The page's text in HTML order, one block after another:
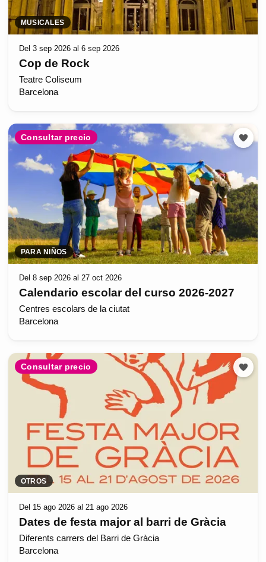
MUSICALES
Del 3 sep 2026 al 6 sep 2026
Cop de Rock
Teatre Coliseum
Barcelona
Consultar precio
PARA NIÑOS
Del 8 sep 2026 al 27 oct 2026
Calendario escolar del curso 2026-2027
Centres escolars de la ciutat
Barcelona
Consultar precio
OTROS
Del 15 ago 2026 al 21 ago 2026
Dates de festa major al barri de Gràcia
Diferents carrers del Barri de Gràcia
Barcelona